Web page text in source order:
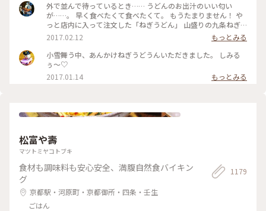
外で並んで待っているとき…… うどんのお出汁のいい匂い
が……。 早く食べたくて食べたくて。 もうたまりません！ や
っと店内に入って注文した「ねぎうどん」 山盛りの九条ねぎ
と、おろし生姜がのってやってきました！ あ～～もう幸せ
～！ 出汁の匂いを嗅ぎながら、ねぎと生姜、ねぎとうどん、
出汁の順で、あっという間に平らげてしまいました。 食べ終
わったときに友人と目を合わせて笑顔でほっこり！ 身も心も
2017.02.12
もっとみる
小雪舞う中、あんかけねぎうどうんいただきました。 しみる
ぅ〜♡
2017.01.14
もっとみる
松富や壽
マツトミヤコトブキ
食材も調味料も安心安全、満腹自然食バイキン
グ
京都駅・河原町・京都御所・四条・壬生
ごはん
1179